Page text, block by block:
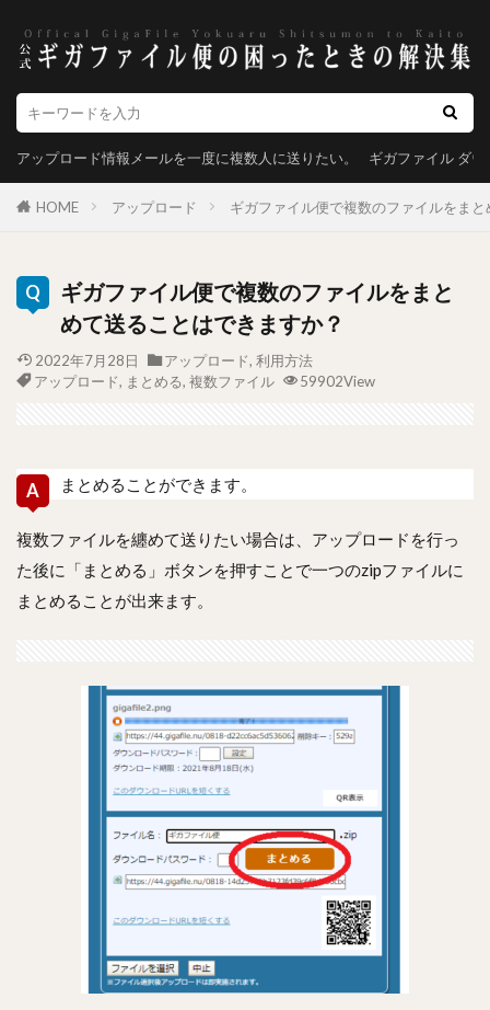
アップロード情報メールを一度に複数人に送りたい。 ギガファイル ダ
HOME アップロード ギガファイル便で複数のファイルをま
ギガファイル便で複数のファイルをまと
めて送ることはできますか？
2022年7月28日 アップロード, 利用方法
アップロード, まとめる, 複数ファイル 59902View
まとめることができます。
複数ファイルを纏めて送りたい場合は、アップロードを行っ
た後に
「まとめる」ボタンを押すことで一つのzipファイルに
まとめることが出来ます。